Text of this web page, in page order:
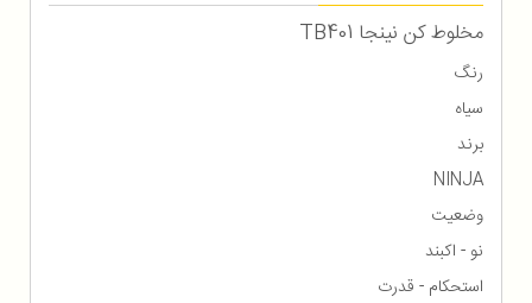
مخلوط کن نینجا TB401
رنگ
سیاه
برند
NINJA
وضعیت
نو - اکبند
استحکام - قدرت